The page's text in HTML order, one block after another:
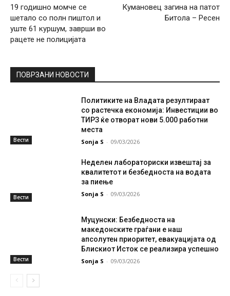
19 годишно момче се
шетало со полн пиштол и
уште 61 куршум, заврши во
рацете не полицијата
Кумановец загина на патот
Битола – Ресен
ПОВРЗАНИ НОВОСТИ
Вести
Политиките на Владата резултираат
со растечка економија: Инвестиции во
ТИРЗ ќе отворат нови 5.000 работни
места
Sonja S - 09/03/2026
Вести
Неделен лабораториски извештај за
квалитетот и безбедноста на водата
за пиење
Sonja S - 09/03/2026
Вести
Муцунски: Безбедноста на
македонските граѓани е наш
апсолутен приоритет, евакуацијата од
Блискиот Исток се реализира успешно
Sonja S - 09/03/2026